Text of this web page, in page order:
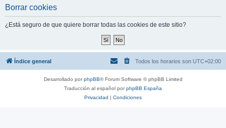
Borrar cookies
¿Está seguro de que quiere borrar todas las cookies de este sitio?
Índice general Todos los horarios son UTC+02:00
Desarrollado porphpBB® Forum Software © phpBB Limited
Traducción al español porphpBB España
Privacidad | Condiciones